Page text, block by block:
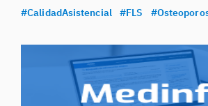
#CalidadAsistencial #FLS